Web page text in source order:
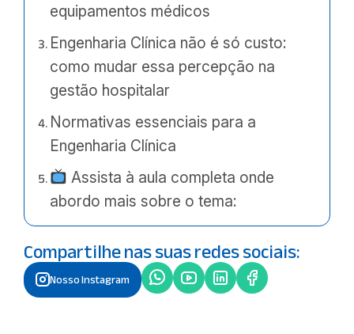
equipamentos médicos
Engenharia Clínica não é só custo:
como mudar essa percepção na
gestão hospitalar
Normativas essenciais para a
Engenharia Clínica
Assista à aula completa onde
abordo mais sobre o tema:
Compartilhe nas suas redes sociais:
Nosso Instagram